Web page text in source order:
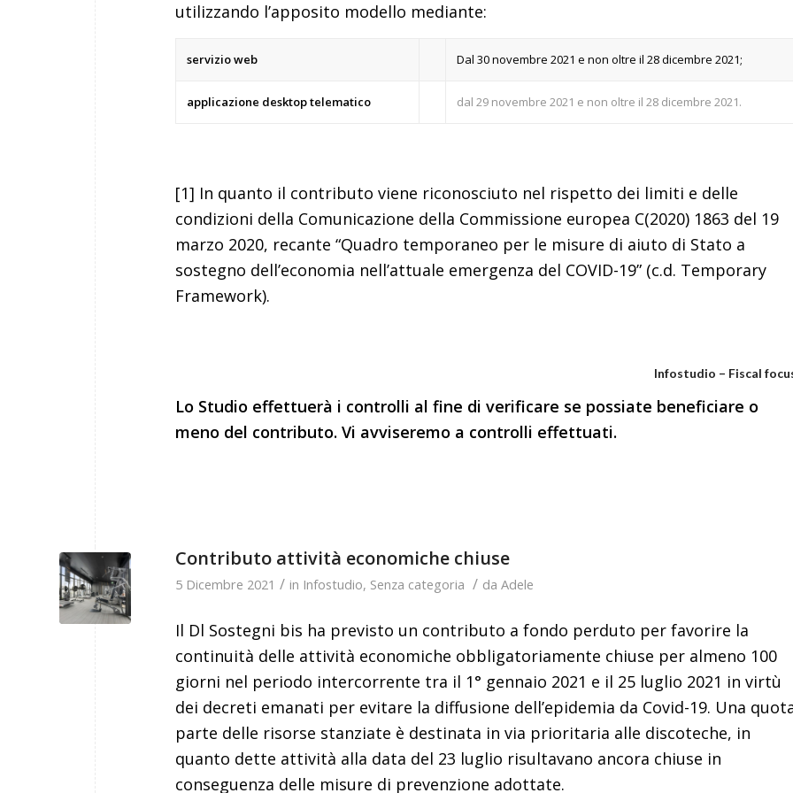
utilizzando l’apposito modello mediante:
servizio web Dal 30 novembre 2021 e non oltre il 28 dicembre 2021;
applicazione desktop telematico dal 29 novembre 2021 e non oltre il 28 dicembre 2021.
[1] In quanto il contributo viene riconosciuto nel rispetto dei limiti e delle
condizioni della Comunicazione della Commissione europea C(2020) 1863 del 19
marzo 2020, recante “Quadro temporaneo per le misure di aiuto di Stato a
sostegno dell’economia nell’attuale emergenza del COVID-19” (c.d. Temporary
Framework).
Infostudio – Fiscal
Lo Studio effettuerà i controlli al fine di verificare se possiate beneficiare o
meno del contributo. Vi avviseremo a controlli effettuati.
Contributo attività economiche chiuse
5 Dicembre 2021 / in Infostudio, Senza categoria / da Adele
Il Dl Sostegni bis ha previsto un contributo a fondo perduto per favorire la
continuità delle attività economiche obbligatoriamente chiuse per almeno 100
giorni nel periodo intercorrente tra il 1° gennaio 2021 e il 25 luglio 2021 in virtù
dei decreti emanati per evitare la diffusione dell’epidemia da Covid-19. Una
parte delle risorse stanziate è destinata in via prioritaria alle discoteche, in
quanto dette attività alla data del 23 luglio risultavano ancora chiuse in
conseguenza delle misure di prevenzione adottate.